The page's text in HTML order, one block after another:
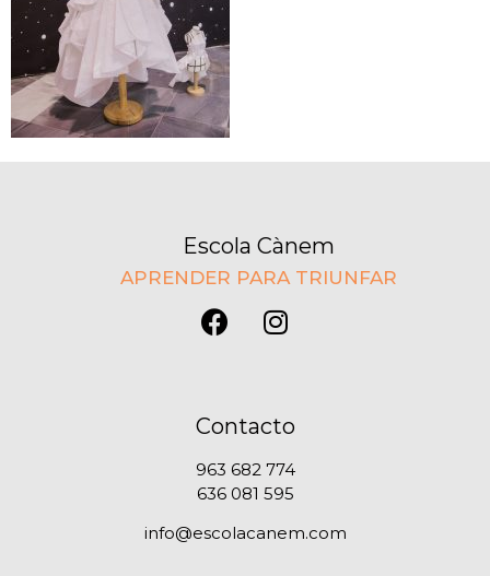
Escola Cànem
APRENDER PARA TRIUNFAR
Contacto
963 682 774
636 081 595
info@escolacanem.com